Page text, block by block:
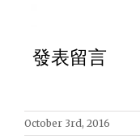
發表留言
October 3rd, 2016